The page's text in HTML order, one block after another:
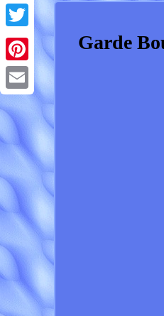
Facebook
Twitter
Pinterest
Email
Garde